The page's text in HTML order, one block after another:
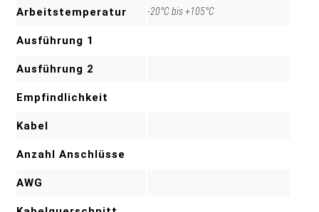
Arbeitstemperatur -20°C bis +105°C
Ausführung 1
Ausführung 2
Empfindlichkeit
Kabel
Anzahl Anschlüsse
AWG